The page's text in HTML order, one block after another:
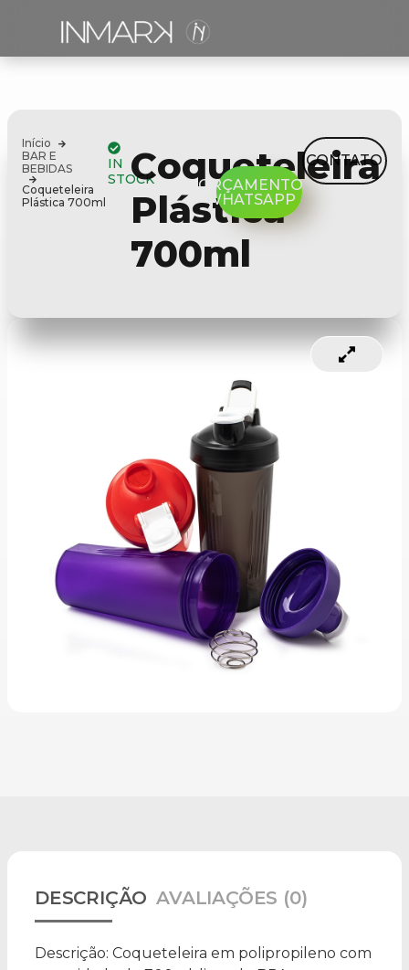
Início
BAR E
BEBIDAS
Coqueteleira
Plástica 700ml
IN
STOCKCoqueteleira
Plástica
700ml
ORÇAMENTO
WHATSAPP
CONTATO
DESCRIÇÃO AVALIAÇÕES (0)
Descrição: Coqueteleira em polipropileno com